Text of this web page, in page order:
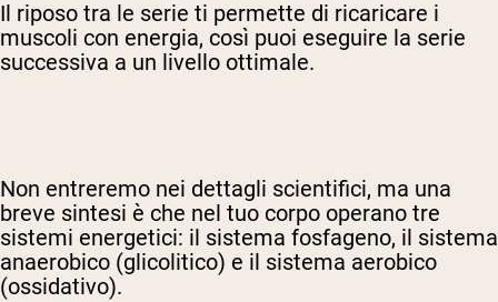
Il riposo tra le serie ti permette di ricaricare i
muscoli con energia, così puoi eseguire la serie
successiva a un livello ottimale.
Non entreremo nei dettagli scientifici, ma una
breve sintesi è che nel tuo corpo operano tre
sistemi energetici: il sistema fosfageno, il sistema
anaerobico (glicolitico) e il sistema aerobico
(ossidativo).